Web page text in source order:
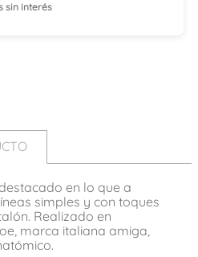
sin interés
en lo que a
simples y con toques
Realizado en
marca italiana amiga,